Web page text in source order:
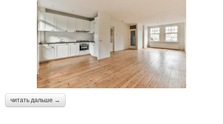
читать дальше →